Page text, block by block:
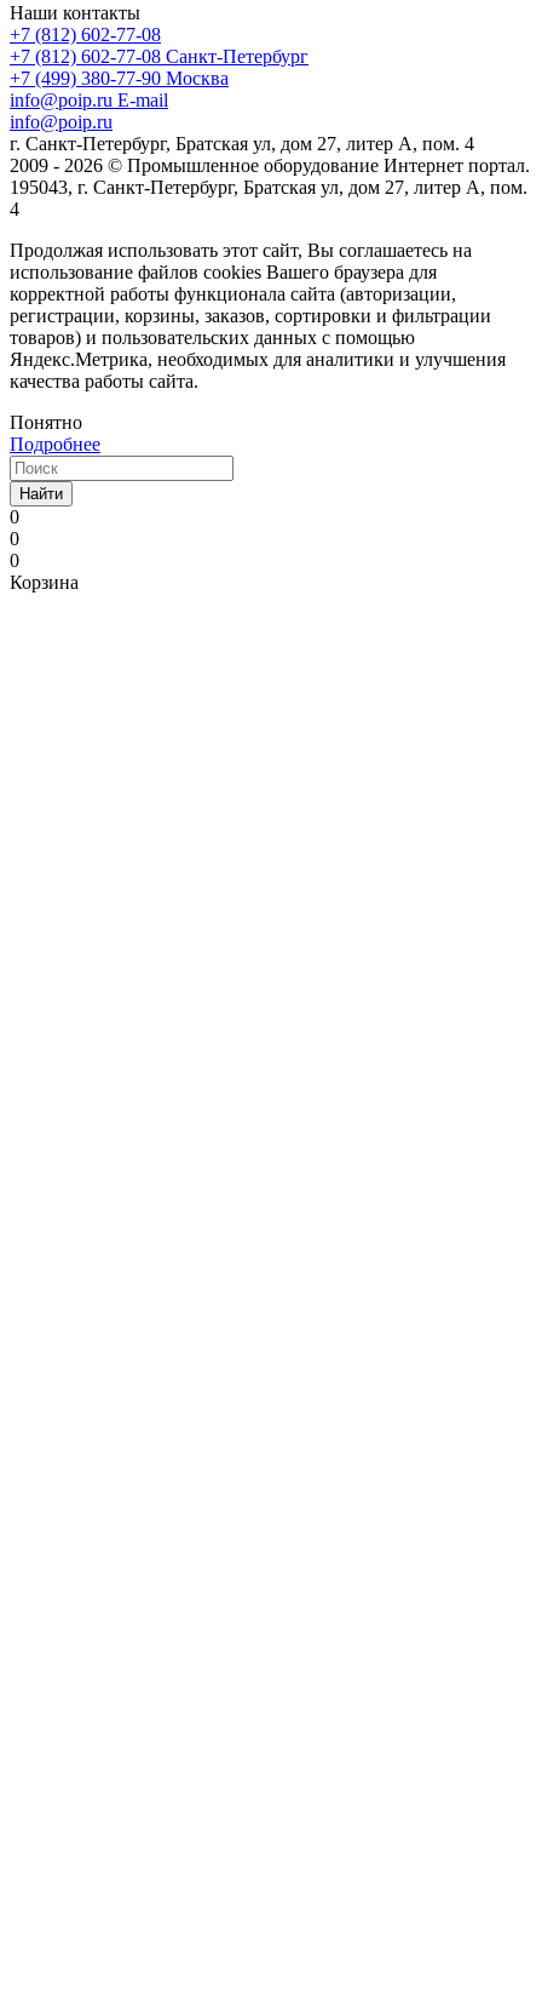
Наши контакты
+7 (812) 602-77-08
+7 (812) 602-77-08 Санкт-Петербург
+7 (499) 380-77-90 Москва
info@poip.ru E-mail
info@poip.ru
г. Санкт-Петербург, Братская ул, дом 27, литер А, пом. 4
2009 - 2026 © Промышленное оборудование Интернет портал.
195043, г. Санкт-Петербург, Братская ул, дом 27, литер А, пом.
4
Продолжая использовать этот сайт, Вы соглашаетесь на
использование файлов cookies Вашего браузера для
корректной работы функционала сайта (авторизации,
регистрации, корзины, заказов, сортировки и фильтрации
товаров) и пользовательских данных с помощью
Яндекс.Метрика, необходимых для аналитики и улучшения
качества работы сайта.
Понятно
Подробнее
Найти
0
0
0
Корзина